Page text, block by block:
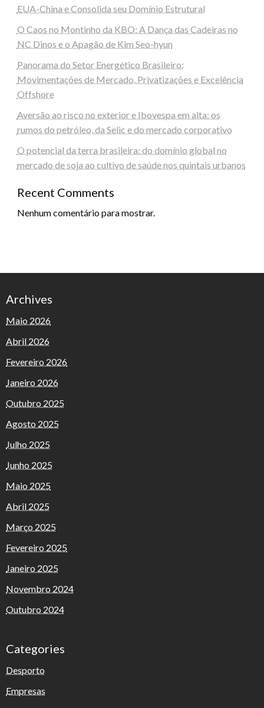
EUA-China e Consolida seu Domínio Estrutural
O Caos no Montinho da KBO: A Dança das Cadeiras no
NC Dinos e o Apagão de Kim Seo-hyun
Panorama do Setor Energético Brasileiro:
Movimentações de Mercado, Privatizações e Excelência
Offshore
Aversão ao risco no exterior e Ibovespa em alta: os
rumos do petróleo, da Selic e do mercado corporativo
O potencial da terra brasileira: do domínio global no
mercado de soja ao cultivo de saúde nos quintais urbanos
Recent Comments
Nenhum comentário para mostrar.
Archives
Maio 2026
Abril 2026
Fevereiro 2026
Janeiro 2026
Outubro 2025
Agosto 2025
Julho 2025
Junho 2025
Maio 2025
Abril 2025
Março 2025
Fevereiro 2025
Janeiro 2025
Novembro 2024
Outubro 2024
Categories
Desporto
Empresas